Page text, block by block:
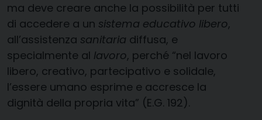
ma deve creare anche la possibilità per tutti
di accedere a un sistema educativo libero,
all’assistenza sanitaria diffusa, e
specialmente al lavoro, perché “nel lavoro
libero, creativo, partecipativo e solidale,
l’essere umano esprime e accresce la
dignità della propria vita” (E.G. 192).